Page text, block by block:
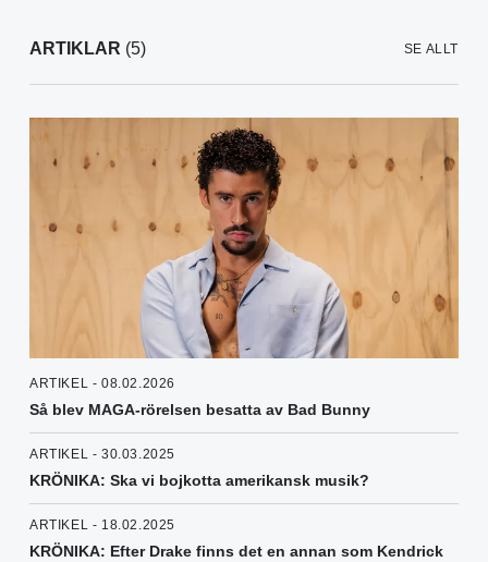
ARTIKLAR (5) SE ALLT
ARTIKEL - 08.02.2026
Så blev MAGA-rörelsen besatta av Bad Bunny
ARTIKEL - 30.03.2025
KRÖNIKA: Ska vi bojkotta amerikansk musik?
ARTIKEL - 18.02.2025
KRÖNIKA: Efter Drake finns det en annan som Kendrick